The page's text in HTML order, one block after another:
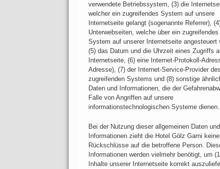
verwendete Betriebssystem, (3) die
welcher ein zugreifendes System auf unsere
Internetseite gelangt (sogenannte Referrer),
Unterwebseiten, welche über ein zugreifendes
System auf unserer Internetseite angesteuert
(5) das Datum und die Uhrzeit eines Zugriffs
Internetseite, (6) eine Internet-Protokoll-
Adresse), (7) der Internet-Service-Provider
zugreifenden Systems und (8) sonstige
Daten und Informationen, die der
Falle von Angriffen auf unsere
informationstechnologischen Systeme dienen.
Bei der Nutzung dieser allgemeinen Daten und
Informationen zieht die Hotel Gölz Garni keine
Rückschlüsse auf die betroffene Person.
Informationen werden vielmehr benötigt, um
Inhalte unserer Internetseite korrekt